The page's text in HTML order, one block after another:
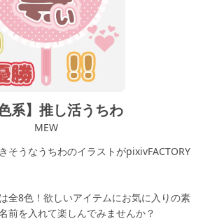
色系】推し活うちわ
MEW
そうなうちわのイラストがpixivFACTORY
全8色！欲しいアイテムにお気に入りの素
前を入れて楽しんでみませんか？